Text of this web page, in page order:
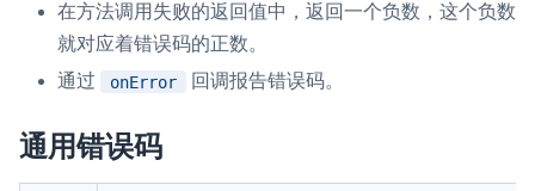
实现智能硬件和微信小程序之间的实时音视频互通
内容审核
对实时音频和视频画面进行风险识别，并联动回调和业务处置流
在方法调用失败的返回值中，返回一个负数，这个负数
就对应着错误码的正数。
通过
onError 回调报告错误码。
通用错误码